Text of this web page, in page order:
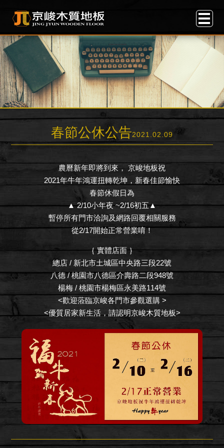
春節公休公告2021.02.09
農曆新年即將到來， 京峻地板祝
2021年牛年鴻運扭轉乾坤，新春佳節愉快
春節休假日為
▲ 2/10小年夜 ~2/16初五▲
暫停所有門市洽詢及網路回覆相關服務
從2/17開始正常營業唷！
｛ 實體店面 ｝
總店 / 新北市土城區中央路三段22號
八德 / 桃園市八德區介壽路二段948號
楊梅 / 桃園市楊梅區永美路114號
<歡迎蒞臨京峻各門市參觀選購 >
<優質居家新生活，請認明京峻木質地板>